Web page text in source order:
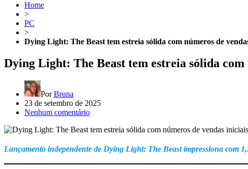
Home
>
PC
>
Dying Light: The Beast tem estreia sólida com números de
Dying Light: The Beast tem estreia sólida
PorBruna
23 de setembro de 2025
Nenhum comentário
Lançamento independente de Dying Light: The Beast impressiona com